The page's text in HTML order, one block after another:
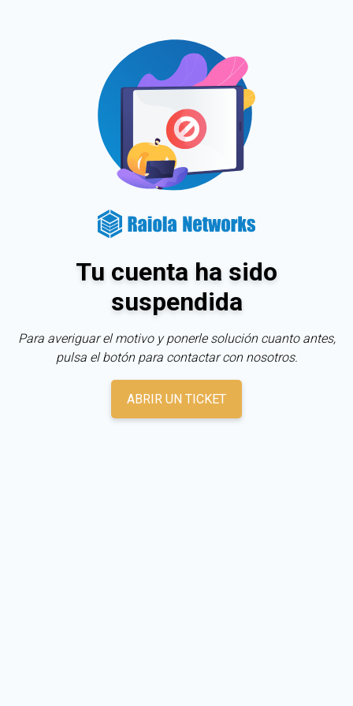
Tu cuenta ha sido
suspendida
Para averiguar el motivo y ponerle solución cuanto antes,
pulsa el botón para contactar con nosotros.
ABRIR UN TICKET